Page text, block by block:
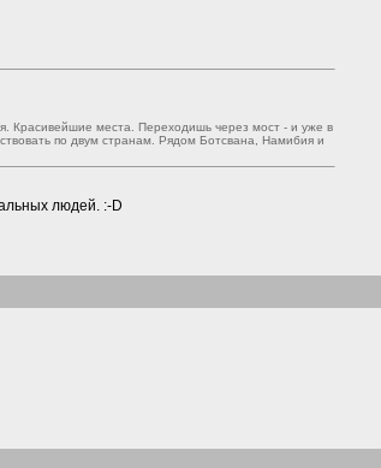
Красивейшие места. Переходишь через мост - и уже в
по двум странам. Рядом Ботсвана, Намибия и
людей. :-D